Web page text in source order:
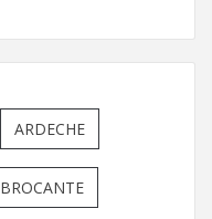
ARDECHE
BROCANTE